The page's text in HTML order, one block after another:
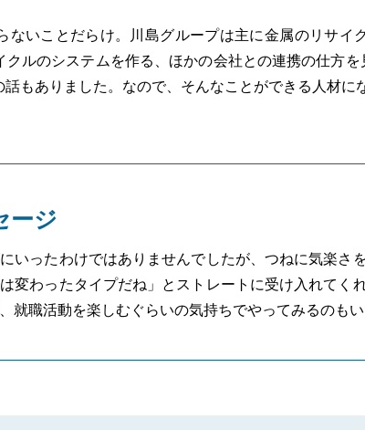
ないことだらけ。川島グループは主に金属のリサ
ルのシステムを作る、ほかの会社との連携の仕方
もありました。なので、そんなことができる人材に
ージ
いったわけではありませんでしたが、つねに気楽さ
変わったタイプだね」とストレートに受け入れてく
就職活動を楽しむぐらいの気持ちでやってみるのもい